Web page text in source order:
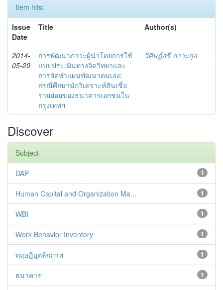
Item hits:
Issue
Date
Title Author(s)
2014-
05-20
การพัฒนาภาวะผู้นำโดยการใช้
แบบประเมินทางจิตวิทยาและ
การจัดทำแผนพัฒนาตนเอง:
กรณีศึกษานักวิเคราะห์สินเชื่อ
รายย่อยของธนาคารเอกชนใน
กรุงเทพฯ
วิศิษฎ์สรี ภาวะกุล
Discover
Subject
1
DAP
1
Human Capital and Organization Ma...
1
WBI
1
Work Behavior Inventory
1
ทฤษฎีบุคลิกภาพ
1
ธนาคาร